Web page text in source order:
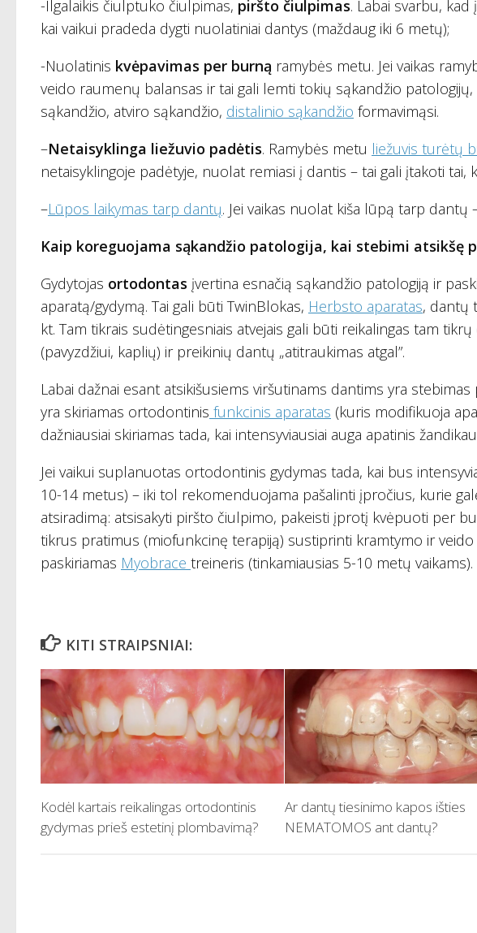
-Ilgalaikis čiulptuko čiulpimas, piršto čiulpimas. Labai svarbu,
kai vaikui pradeda dygti nuolatiniai dantys (maždaug iki 6 metų);
-Nuolatinis kvėpavimas per burną ramybės metu. Jei vaikas
veido raumenų balansas ir tai gali lemti tokių sąkandžio
sąkandžio, atviro sąkandžio, distalinio sąkandžio formavimąsi.
–Netaisyklinga liežuvio padėtis. Ramybės metu liežuvis turėtų
netaisyklingoje padėtyje, nuolat remiasi į dantis – tai gali įtakoti tai,
–Lūpos laikymas tarp dantų. Jei vaikas nuolat kiša lūpą tarp dantų
Kaip koreguojama sąkandžio patologija, kai stebimi atsikšę
Gydytojas ortodontas įvertina esnačią sąkandžio patologiją ir
aparatą/gydymą. Tai gali būti TwinBlokas, Herbsto aparatas, dantų
kt. Tam tikrais sudėtingesniais atvejais gali būti reikalingas tam
(pavyzdžiui, kaplių) ir preikinių dantų „atitraukimas atgal”.
Labai dažnai esant atsikišusiems viršutinams dantims yra
yra skiriamas ortodontinis funkcinis aparatas (kuris modifikuoja
dažniausiai skiriamas tada, kai intensyviausiai auga apatinis
Jei vaikui suplanuotas ortodontinis gydymas tada, kai bus
10-14 metus) – iki tol rekomenduojama pašalinti įpročius, kurie
atsiradimą: atsisakyti piršto čiulpimo, pakeisti įprotį kvėpuoti per
tikrus pratimus (miofunkcinę terapiją) sustiprinti kramtymo ir
paskiriamas Myobrace treineris (tinkamiausias 5-10 metų vaikams).
KITI STRAIPSNIAI:
Kodėl kartais reikalingas ortodontinis
gydymas prieš estetinį plombavimą?
Ar dantų tiesinimo kapos išties
NEMATOMOS ant dantų?